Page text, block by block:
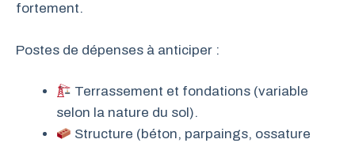
fortement.
Postes de dépenses à anticiper :
Terrassement et fondations (variable
selon la nature du sol).
Structure (béton, parpaings, ossature